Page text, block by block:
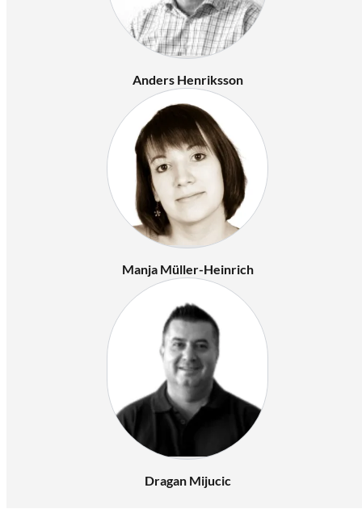
Anders Henriksson
Manja Müller-Heinrich
Dragan Mijucic